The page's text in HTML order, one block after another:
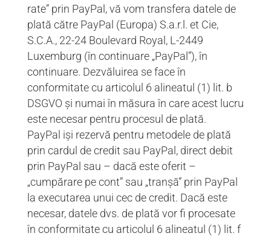
rate” prin PayPal, vă vom transfera datele de
plată către PayPal (Europa) S.a.r.l. et Cie,
S.C.A., 22-24 Boulevard Royal, L-2449
Luxemburg (în continuare „PayPal”), în
continuare. Dezvăluirea se face în
conformitate cu articolul 6 alineatul (1) lit. b
DSGVO și numai în măsura în care acest lucru
este necesar pentru procesul de plată.
PayPal iși rezervă pentru metodele de plată
prin cardul de credit sau PayPal, direct debit
prin PayPal sau – dacă este oferit –
„cumpărare pe cont” sau „tranșă” prin PayPal
la executarea unui cec de credit. Dacă este
necesar, datele dvs. de plată vor fi procesate
în conformitate cu articolul 6 alineatul (1) lit. f